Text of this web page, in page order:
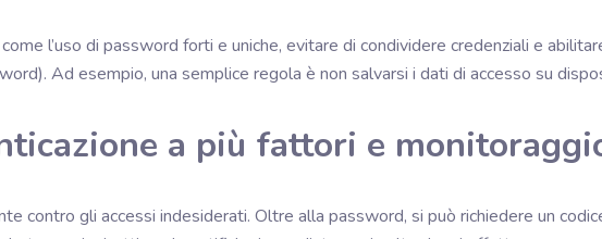
l’uso di password forti e uniche, evitare di condividere credenziali e
Ad esempio, una semplice regola è non salvarsi i dati di accesso su
a più fattori e
contro gli accessi indesiderati. Oltre alla password, si può richiedere un